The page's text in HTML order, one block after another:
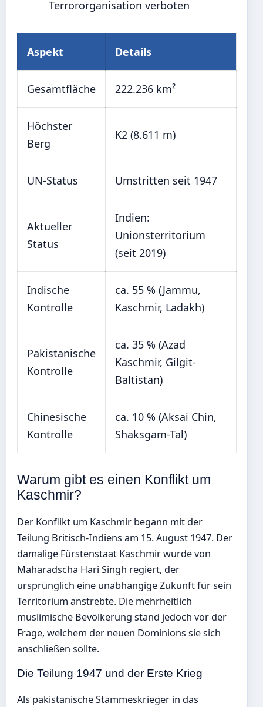
Terrororganisation verboten
Aspekt Details
Gesamtfläche 222.236 km²
Höchster
Berg
K2 (8.611 m)
UN-Status Umstritten seit 1947
Aktueller
Status
Indien:
Unionsterritorium
(seit 2019)
Indische
Kontrolle
ca. 55 % (Jammu,
Kaschmir, Ladakh)
Pakistanische
Kontrolle
ca. 35 % (Azad
Kaschmir, Gilgit-
Baltistan)
Chinesische
Kontrolle
ca. 10 % (Aksai Chin,
Shaksgam-Tal)
Warum gibt es einen Konflikt um
Kaschmir?
Der Konflikt um Kaschmir begann mit der
Teilung Britisch-Indiens am 15. August 1947. Der
damalige Fürstenstaat Kaschmir wurde von
Maharadscha Hari Singh regiert, der
ursprünglich eine unabhängige Zukunft für sein
Territorium anstrebte. Die mehrheitlich
muslimische Bevölkerung stand jedoch vor der
Frage, welchem der neuen Dominions sie sich
anschließen sollte.
Die Teilung 1947 und der Erste Krieg
Als pakistanische Stammeskrieger in das